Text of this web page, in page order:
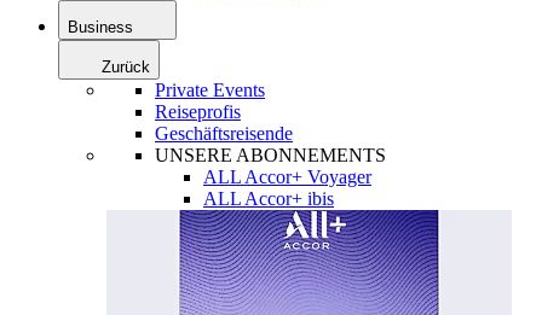
Business
Zurück
Private Events
Reiseprofis
Geschäftsreisende
UNSERE ABONNEMENTS
ALL Accor+ Voyager
ALL Accor+ ibis